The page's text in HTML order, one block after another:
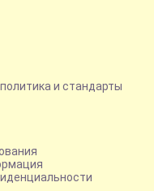
и стандарты